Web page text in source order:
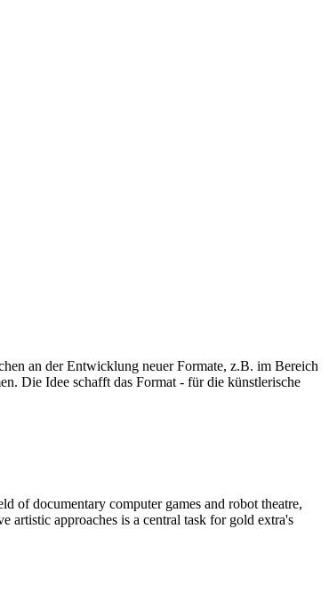
an der Entwicklung neuer Formate, z.B. im Bereich
Die Idee schafft das Format - für die künstlerische
of documentary computer games and robot theatre,
artistic approaches is a central task for gold extra's